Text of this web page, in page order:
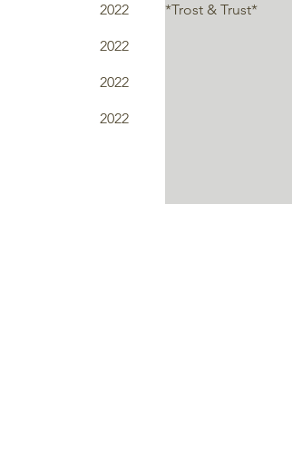
2022
2022
2022
2022
*Trost & Trust*